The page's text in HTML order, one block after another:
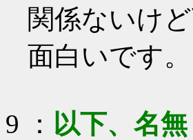
関係ないけ
面白いです。
9 ： 以下、名